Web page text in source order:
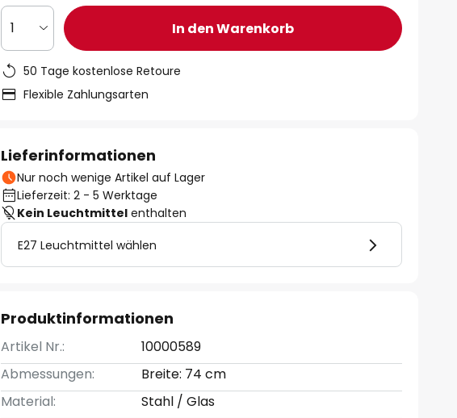
1 In den Warenkorb
50 Tage kostenlose Retoure
Flexible Zahlungsarten
Lieferinformationen
Nur noch wenige Artikel auf Lager
Lieferzeit: 2 - 5 Werktage
Kein Leuchtmittel enthalten
E27 Leuchtmittel wählen
Produktinformationen
Artikel Nr.:
10000589
Abmessungen:
Breite: 74 cm
Material:
Stahl / Glas